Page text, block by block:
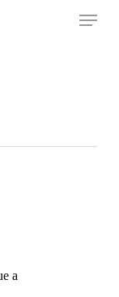
Menu
a